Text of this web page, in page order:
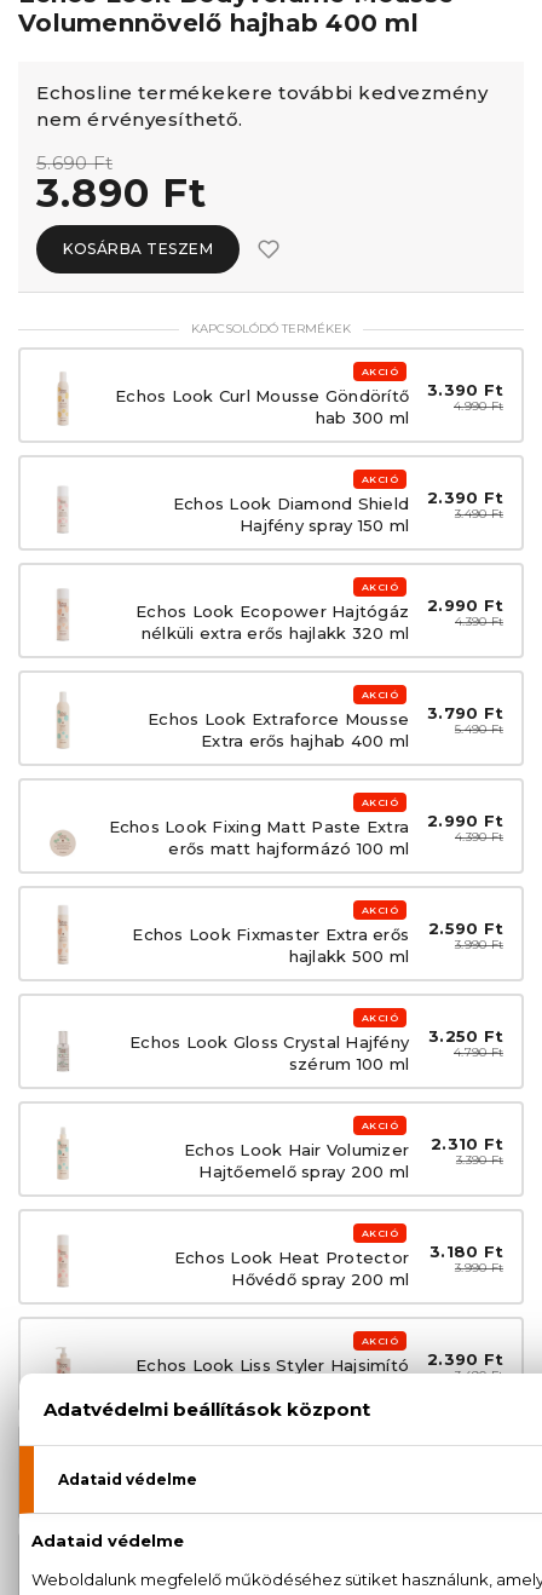
Volumennövelő hajhab 400 ml
Echosline termékekere további kedvezmény
nem érvényesíthető.
5.690 Ft
3.890 Ft
KOSÁRBA TESZEM
KAPCSOLÓDÓ TERMÉKEK
AKCIÓ
Echos Look Curl Mousse Göndörítő
hab 300 ml
3.390 Ft
4.990 Ft
AKCIÓ
Echos Look Diamond Shield
Hajfény spray 150 ml
2.390 Ft
3.490 Ft
AKCIÓ
Echos Look Ecopower Hajtógáz
nélküli extra erős hajlakk 320 ml
2.990 Ft
4.390 Ft
AKCIÓ
Echos Look Extraforce Mousse
Extra erős hajhab 400 ml
3.790 Ft
5.490 Ft
AKCIÓ
Echos Look Fixing Matt Paste Extra
erős matt hajformázó 100 ml
2.990 Ft
4.390 Ft
AKCIÓ
Echos Look Fixmaster Extra erős
hajlakk 500 ml
2.590 Ft
3.990 Ft
AKCIÓ
Echos Look Gloss Crystal Hajfény
szérum 100 ml
3.250 Ft
4.790 Ft
AKCIÓ
Echos Look Hair Volumizer
Hajtőemelő spray 200 ml
2.310 Ft
3.390 Ft
AKCIÓ
Echos Look Heat Protector
Hővédő spray 200 ml
3.180 Ft
3.990 Ft
AKCIÓ
Echos Look Liss Styler Hajsimító
2.390 Ft
3.490 Ft
AKCIÓ
Echos Look Matt Look Matt
Echos Look Sea Salt Spray Tengeri
2.670 Ft
3.890 Ft